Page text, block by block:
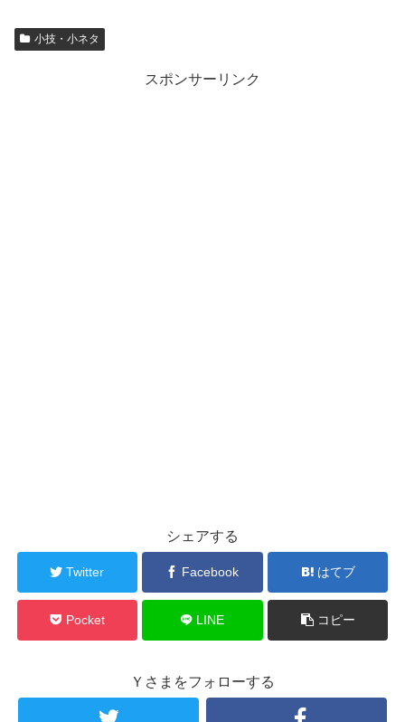
小技・小ネタ
スポンサーリンク
シェアする
Twitter Facebook はてブ
Pocket LINE コピー
Ｙさまをフォローする